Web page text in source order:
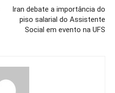
Iran debate a importância do
piso salarial do Assistente
Social em evento na UFS